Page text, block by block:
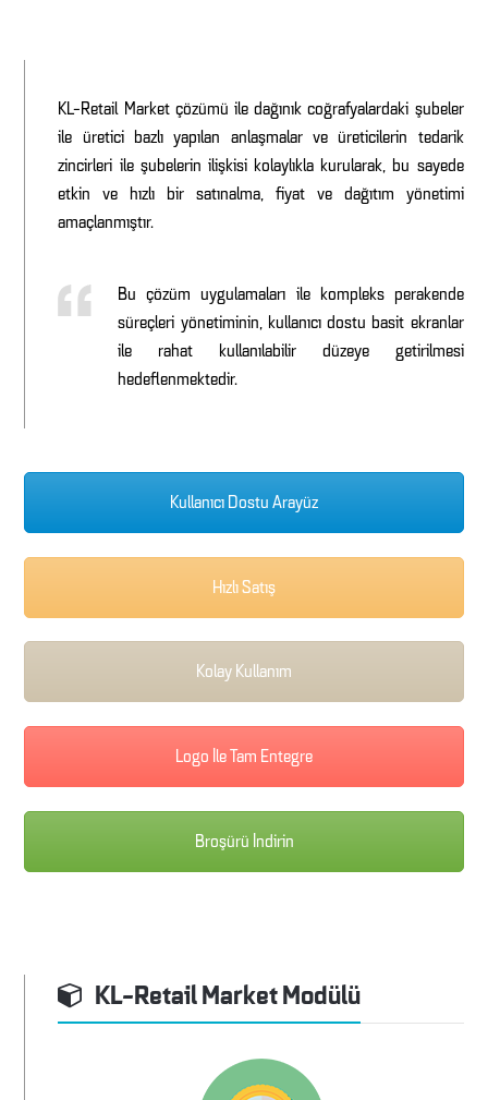
KL-Retail Market çözümü ile dağınık coğrafyalardaki şubeler
ile üretici bazlı yapılan anlaşmalar ve üreticilerin tedarik
zincirleri ile şubelerin ilişkisi kolaylıkla kurularak, bu sayede
etkin ve hızlı bir satınalma, fiyat ve dağıtım yönetimi
amaçlanmıştır.
Bu çözüm uygulamaları ile kompleks perakende
süreçleri yönetiminin, kullanıcı dostu basit ekranlar
ile rahat kullanılabilir düzeye getirilmesi
hedeflenmektedir.
Kullanıcı Dostu Arayüz
Hızlı Satış
Kolay Kullanım
Logo İle Tam Entegre
Broşürü İndirin
KL-Retail Market Modülü